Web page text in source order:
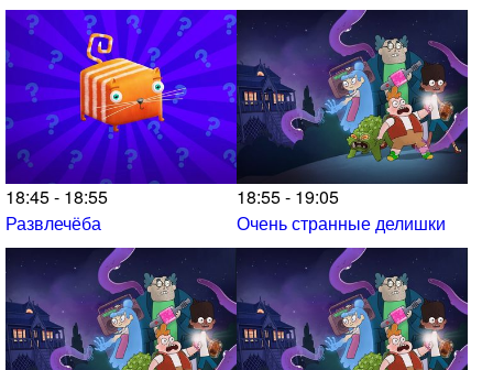
18:45 - 18:55
Развлечёба
18:55 - 19:05
Очень странные делишки